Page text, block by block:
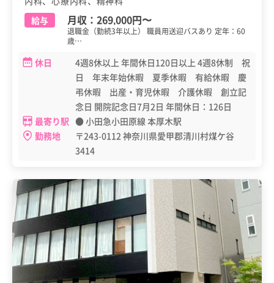
給与
月収： 269,000円〜
退職金（勤続3年以上） 職員用送迎バスあり 定年：60
歳…
休日
4週8休以上 年間休日120日以上 4週8休制 祝
日 年末年始休暇 夏季休暇 有給休暇 慶
弔休暇 出産・育児休暇 介護休暇 創立記
念日 開院記念日7月2日 年間休日：126日
最寄り駅 ● 小田急小田原線 本厚木駅
勤務地
〒243-0112 神奈川県愛甲郡清川村煤ケ谷
3414